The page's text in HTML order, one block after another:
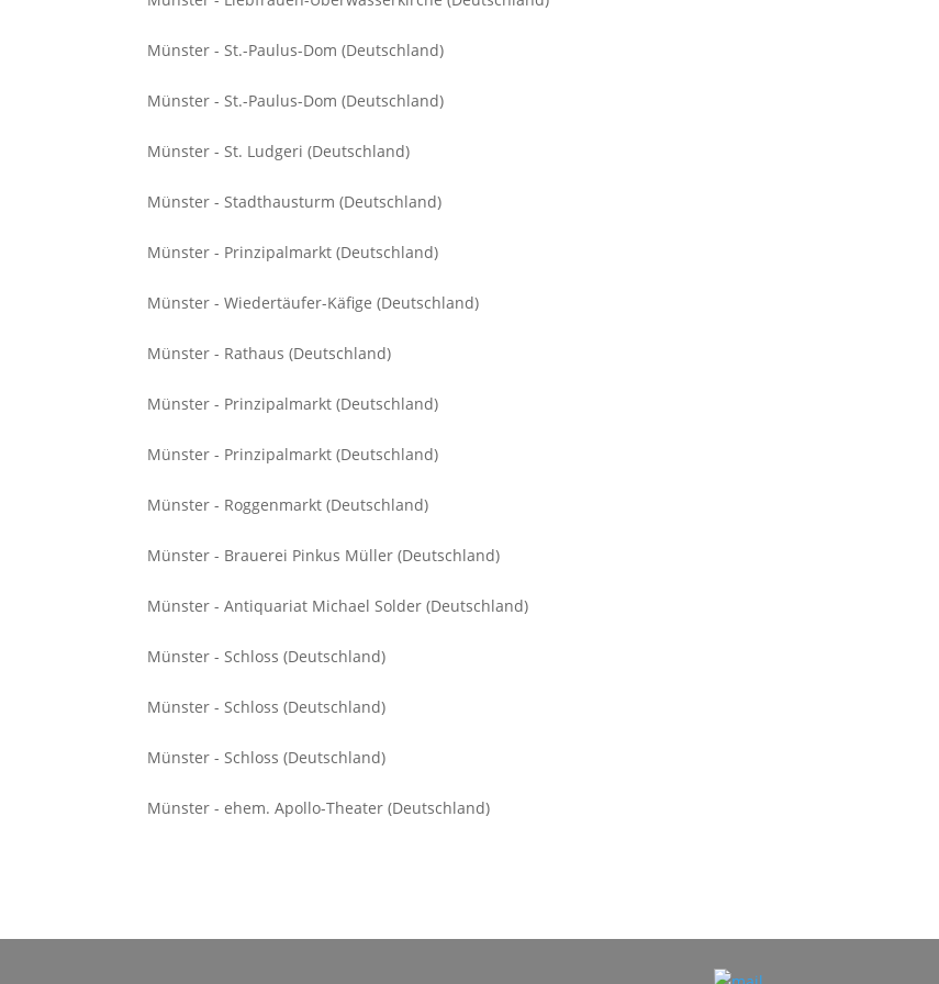
Münster - St.-Paulus-Dom (Deutschland)
Münster - St.-Paulus-Dom (Deutschland)
Münster - St. Ludgeri (Deutschland)
Münster - Stadthausturm (Deutschland)
Münster - Prinzipalmarkt (Deutschland)
Münster - Wiedertäufer-Käfige (Deutschland)
Münster - Rathaus (Deutschland)
Münster - Prinzipalmarkt (Deutschland)
Münster - Prinzipalmarkt (Deutschland)
Münster - Roggenmarkt (Deutschland)
Münster - Brauerei Pinkus Müller (Deutschland)
Münster - Antiquariat Michael Solder (Deutschland)
Münster - Schloss (Deutschland)
Münster - Schloss (Deutschland)
Münster - Schloss (Deutschland)
Münster - ehem. Apollo-Theater (Deutschland)